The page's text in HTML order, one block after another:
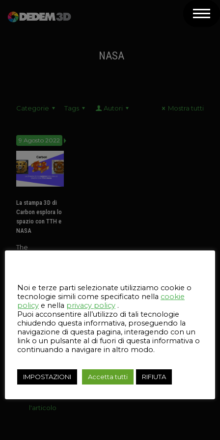
Assistenza
Contatti
Newsletter
NASA
Categorie Tags Autori Mostra tutti
9 Agosto 2022
La stampa 3D di
Carbon esplora lo
spazio con TTH e
NASA
The
stampa 3D di
Carbon per
aiutare la
NASA a
produrre i
sistemi
robotici.
l'articolo
Noi e terze parti selezionate utilizziamo cookie o
tecnologie simili come specificato nella cookie
policy e nella privacy policy .
Puoi acconsentire all’utilizzo di tali tecnologie
chiudendo questa informativa, proseguendo la
navigazione di questa pagina, interagendo con un
link o un pulsante al di fuori di questa informativa o
continuando a navigare in altro modo.
IMPOSTAZIONI Accetta tutti RIFIUTA